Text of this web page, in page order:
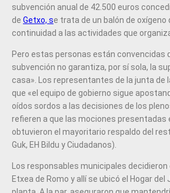
subvención anual de 42.500 euros
de Getxo, se trata de un balón de
continuidad a las actividades que
Pero estas personas están convencidas
subvención no garantiza, por sí sola, la
casa». Los representantes de la junta de
que «el equipo de gobierno sigue
oídos sordos a las decisiones de los
refieren a que las mociones presentadas
obtuvieron el mayoritario respaldo del
Guk, EH Bildu y Ciudadanos).
Los responsables municipales
Etxea de Romo y allí se ubicó el Hogar